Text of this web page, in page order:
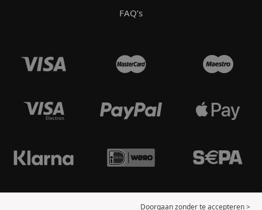
FAQ’s
Doorgaan zonder te accepteren >